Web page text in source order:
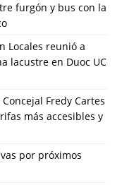
furgón y bus con la
Locales reunió a
lacustre en Duoc UC
Fredy Cartes
más accesibles y
por próximos